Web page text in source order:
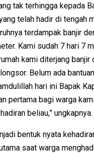
tak terhingga kepada
telah hadir di tengah
terdampak banjir
Kami sudah 7 hari 7
kami diterjang banjir
Belum ada
hari ini Bapak
pertama bagi warga
beliau,” ungkapnya.
bentuk nyata
saat warga